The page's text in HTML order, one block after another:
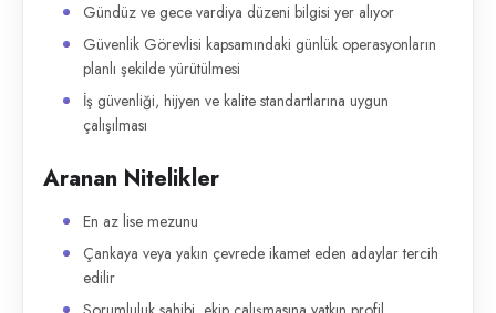
Gündüz ve gece vardiya düzeni bilgisi yer alıyor
Güvenlik Görevlisi kapsamındaki günlük operasyonların
planlı şekilde yürütülmesi
İş güvenliği, hijyen ve kalite standartlarına uygun
çalışılması
Aranan Nitelikler
En az lise mezunu
Çankaya veya yakın çevrede ikamet eden adaylar tercih
edilir